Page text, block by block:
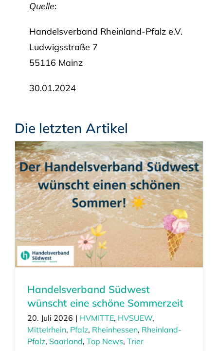
Quelle:
Handelsverband Rheinland-Pfalz e.V.
Ludwigsstraße 7
55116 Mainz
30.01.2024
Die letzten Artikel
Handelsverband Südwest
wünscht eine schöne Sommerzeit
20. Juli 2026 | HVMITTE, HVSUEW,
Mittelrhein, Pfalz, Rheinhessen, Rheinland-
Pfalz, Saarland, Top News, Trier